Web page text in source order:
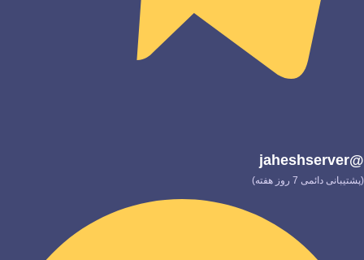
@jaheshserver
(پشتیبانی دائمی 7 روز هفته)